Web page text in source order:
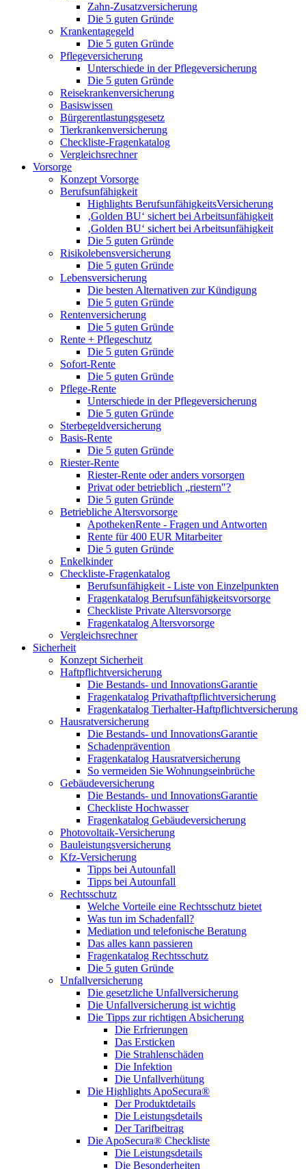
Zahn-Zusatzversicherung
Die 5 guten Gründe
Krankentagegeld
Die 5 guten Gründe
Pflegeversicherung
Unterschiede in der Pflegeversicherung
Die 5 guten Gründe
Reisekrankenversicherung
Basiswissen
Bürgerentlastungsgesetz
Tierkrankenversicherung
Checkliste-Fragenkatalog
Vergleichsrechner
Vorsorge
Konzept Vorsorge
Berufsunfähigkeit
Highlights BerufsunfähigkeitsVersicherung
‚Golden BU‘ sichert bei Arbeitsunfähigkeit
‚Golden BU‘ sichert bei Arbeitsunfähigkeit
Die 5 guten Gründe
Risikolebensversicherung
Die 5 guten Gründe
Lebensversicherung
Die besten Alternativen zur Kündigung
Die 5 guten Gründe
Rentenversicherung
Die 5 guten Gründe
Rente + Pflegeschutz
Die 5 guten Gründe
Sofort-Rente
Die 5 guten Gründe
Pflege-Rente
Unterschiede in der Pflegeversicherung
Die 5 guten Gründe
Sterbegeldversicherung
Basis-Rente
Die 5 guten Gründe
Riester-Rente
Riester-Rente oder anders vorsorgen
Privat oder betrieblich „riestern"?
Die 5 guten Gründe
Betriebliche Altersvorsorge
ApothekenRente - Fragen und Antworten
Rente für 400 EUR Mitarbeiter
Die 5 guten Gründe
Enkelkinder
Checkliste-Fragenkatalog
Berufsunfähigkeit - Liste von Einzelpunkten
Fragenkatalog Berufsunfähigkeitsvorsorge
Checkliste Private Altersvorsorge
Fragenkatalog Altersvorsorge
Vergleichsrechner
Sicherheit
Konzept Sicherheit
Haftpflichtversicherung
Die Bestands- und InnovationsGarantie
Fragenkatalog Privathaftpflichtversicherung
Fragenkatalog Tierhalter-Haftpflichtversicherung
Hausratversicherung
Die Bestands- und InnovationsGarantie
Schadenprävention
Fragenkatalog Hausratversicherung
So vermeiden Sie Wohnungseinbrüche
Gebäudeversicherung
Die Bestands- und InnovationsGarantie
Checkliste Hochwasser
Fragenkatalog Gebäudeversicherung
Photovoltaik-Versicherung
Bauleistungsversicherung
Kfz-Versicherung
Tipps bei Autounfall
Tipps bei Autounfall
Rechtsschutz
Welche Vorteile eine Rechtsschutz bietet
Was tun im Schadenfall?
Mediation und telefonische Beratung
Das alles kann passieren
Fragenkatalog Rechtsschutz
Die 5 guten Gründe
Unfallversicherung
Die gesetzliche Unfallversicherung
Die Unfallversicherung ist wichtig
Die Tipps zur richtigen Absicherung
Die Erfrierungen
Das Ersticken
Die Strahlenschäden
Die Infektion
Die Unfallverhütung
Die Highlights ApoSecura®
Der Produktdetails
Die Leistungsdetails
Der Tarifbeitrag
Die ApoSecura® Checkliste
Die Leistungsdetails
Die Besonderheiten